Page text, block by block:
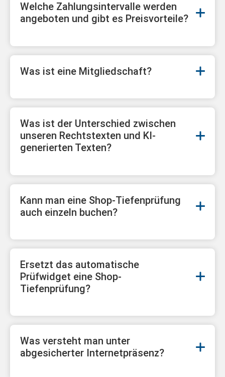
Welche Zahlungsintervalle werden
angeboten und gibt es Preisvorteile?
Was ist eine Mitgliedschaft?
Was ist der Unterschied zwischen
unseren Rechtstexten und KI-
generierten Texten?
Kann man eine Shop-Tiefenprüfung
auch einzeln buchen?
Ersetzt das automatische
Prüfwidget eine Shop-
Tiefenprüfung?
Was versteht man unter
abgesicherter Internetpräsenz?